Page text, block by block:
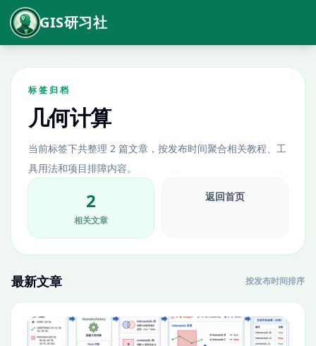
GIS研习社
标签归档
几何计算
当前标签下共整理 2 篇文章，按发布时间聚合相关教程、工
具用法和项目排障内容。
2
相关文章
返回首页
最新文章 按发布时间排序